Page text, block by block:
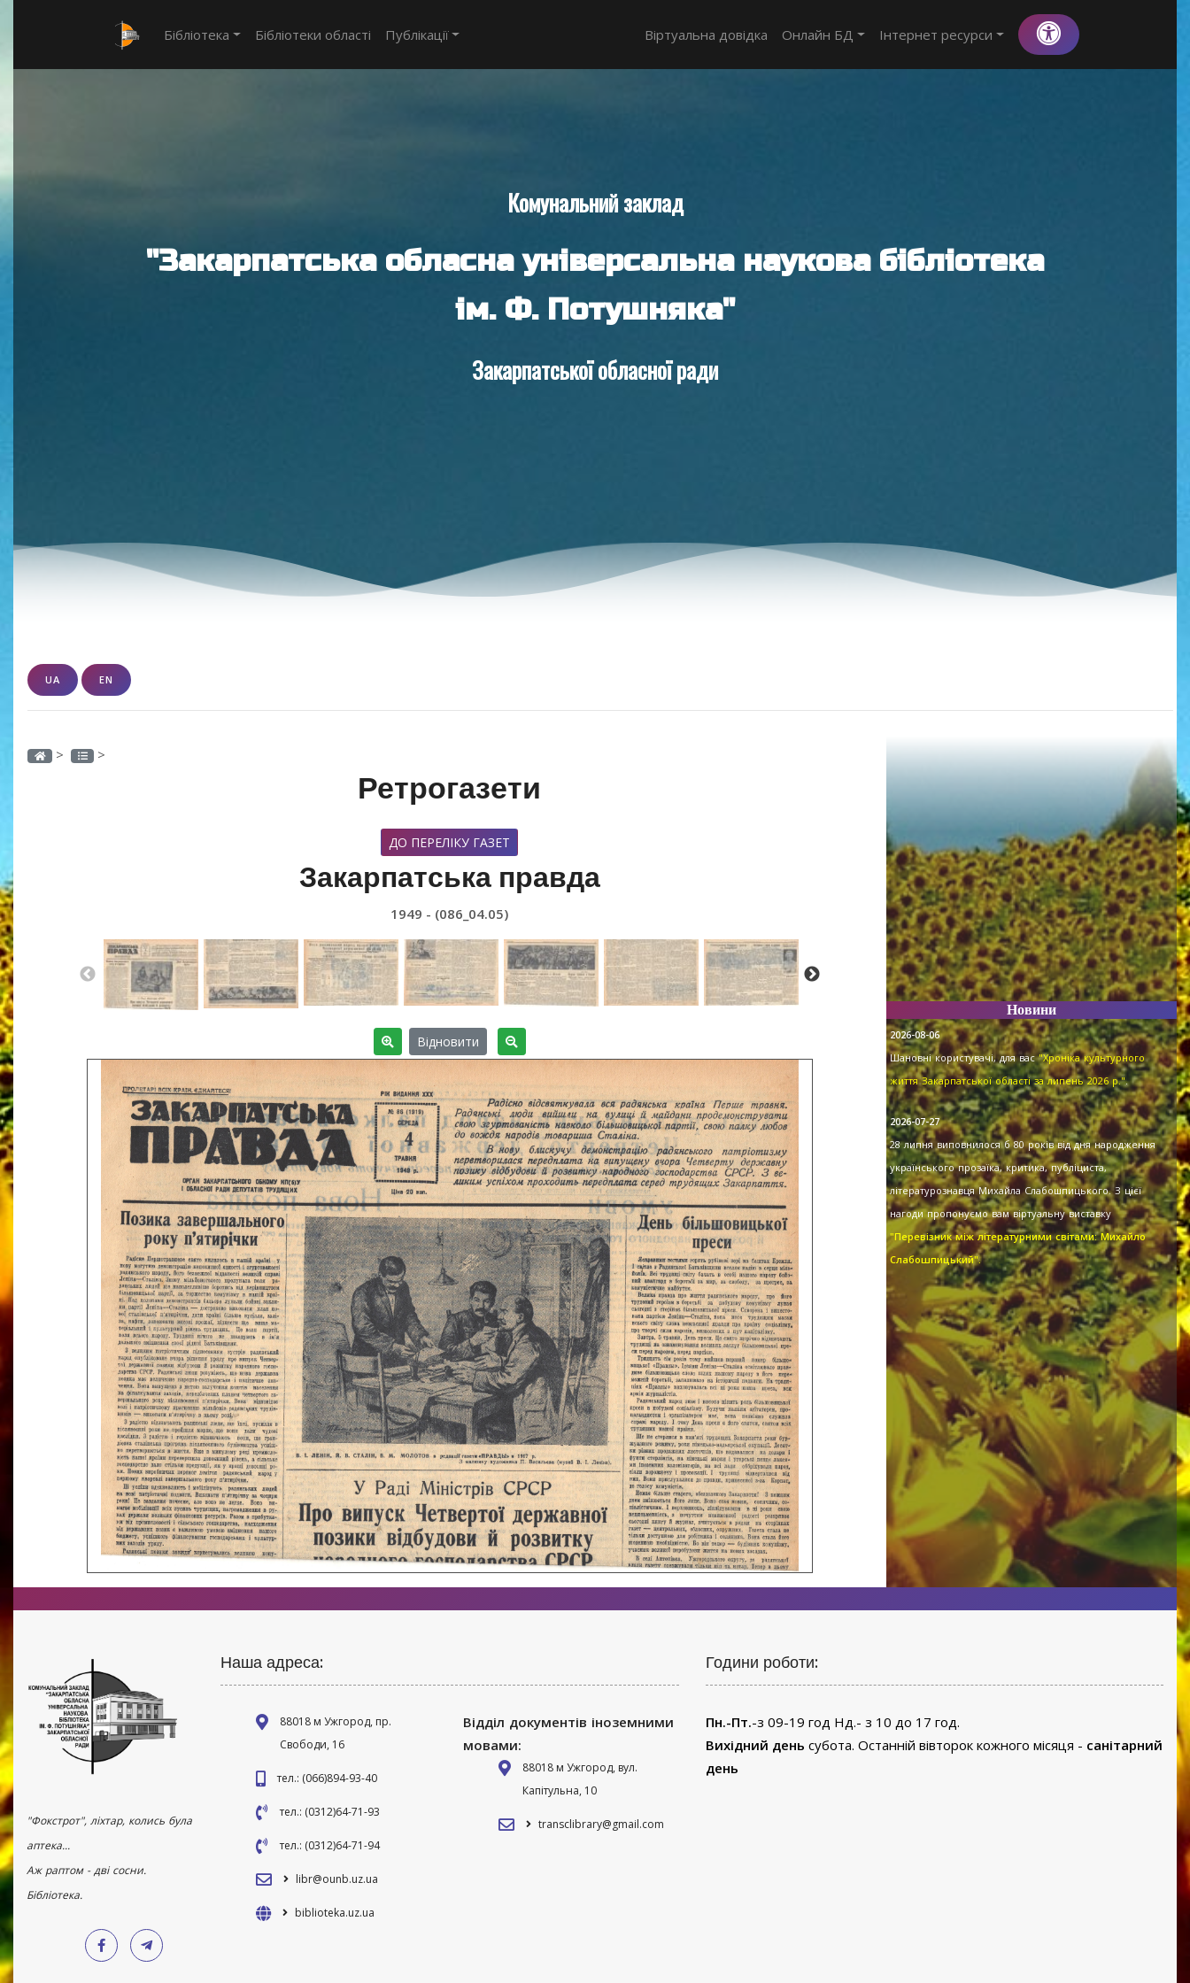
Бібліотека Бібліотеки області Публікації Віртуальна довідка Онлайн БД Інтернет ресурси
Комунальний заклад
"Закарпатська обласна універсальна наукова бібліотека
ім. Ф. Потушняка"
Закарпатської обласної ради
UA EN
> >
Ретрогазети
ДО ПЕРЕЛІКУ ГАЗЕТ
Закарпатська правда
1949 - (086_04.05)
Відновити
Новини
2026-08-06
Шановні користувачі, для вас"Хроніка культурного
життя Закарпатської області за липень 2026 р.".
2026-07-27
28 липня виповнилося б 80 років від дня народження
українського прозаїка, критика, публіциста,
літературознавця Михайла Слабошпицького. З цієї
нагоди пропонуємо вам віртуальну виставку
"Перевізник між літературними світами: Михайло
Слабошпицький".
"Фокстрот", ліхтар, колись була
аптека...
Аж раптом - дві сосни.
Бібліотека.
Наша адреса:
88018 м Ужгород, пр.
Свободи, 16
тел.: (066)894-93-40
тел.: (0312)64-71-93
тел.: (0312)64-71-94
libr@ounb.uz.ua
biblioteka.uz.ua
Відділ документів іноземними
мовами:
88018 м Ужгород, вул.
Капітульна, 10
transclibrary@gmail.com
Години роботи:
Пн.-Пт.-з 09-19 год Нд.- з 10 до 17 год.
Вихідний день субота. Останній вівторок кожного місяця - санітарний
день